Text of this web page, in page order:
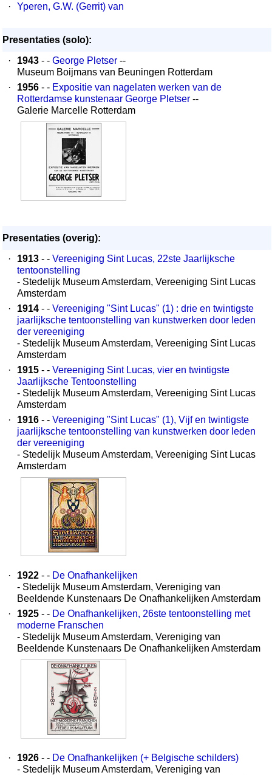
· Yperen, G.W. (Gerrit) van
Presentaties (solo):
·
1943 - - George Pletser --
Museum Boijmans van Beuningen Rotterdam
·
1956 - - Expositie van nagelaten werken van de
Rotterdamse kunstenaar George Pletser --
Galerie Marcelle Rotterdam
Presentaties (overig):
·
1913 - - Vereeniging Sint Lucas, 22ste Jaarlijksche
tentoonstelling
- Stedelijk Museum Amsterdam, Vereeniging Sint Lucas
Amsterdam
·
1914 - - Vereeniging "Sint Lucas" (1) : drie en twintigste
jaarlijksche tentoonstelling van kunstwerken door leden
der vereeniging
- Stedelijk Museum Amsterdam, Vereeniging Sint Lucas
Amsterdam
·
1915 - - Vereeniging Sint Lucas, vier en twintigste
Jaarlijksche Tentoonstelling
- Stedelijk Museum Amsterdam, Vereeniging Sint Lucas
Amsterdam
·
1916 - - Vereeniging "Sint Lucas" (1), Vijf en twintigste
jaarlijksche tentoonstelling van kunstwerken door leden
der vereeniging
- Stedelijk Museum Amsterdam, Vereeniging Sint Lucas
Amsterdam
· 1922 - - De Onafhankelijken
- Stedelijk Museum Amsterdam, Vereniging van
Beeldende Kunstenaars De Onafhankelijken Amsterdam
·
1925 - - De Onafhankelijken, 26ste tentoonstelling met
moderne Franschen
- Stedelijk Museum Amsterdam, Vereniging van
Beeldende Kunstenaars De Onafhankelijken Amsterdam
· 1926 - - De Onafhankelijken (+ Belgische schilders)
- Stedelijk Museum Amsterdam, Vereniging van